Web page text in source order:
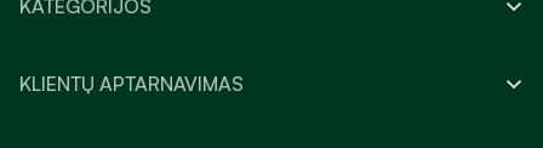
KATEGORIJOS
KLIENTŲ APTARNAVIMAS